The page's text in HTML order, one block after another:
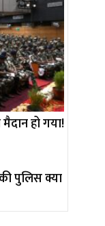
हो गया!
पुलिस क्या